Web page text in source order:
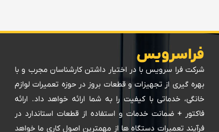
فراسرویس
شرکت فرا سرویس با در اختیار داشتن کارشناسان مجرب و با
بهره گیری از تجهیزات و قطعات بروز در حوزه تعمیرات لوازم
خانگی، خدماتی با کیفیت را به شما ارائه خواهد داد. ارائه
فاکتور + ضمانت خدمات و استفاده از قطعات استاندارد در
فرآیند تعمیرات دستگاه ها از مهمترین اصول کاری ما خواهد